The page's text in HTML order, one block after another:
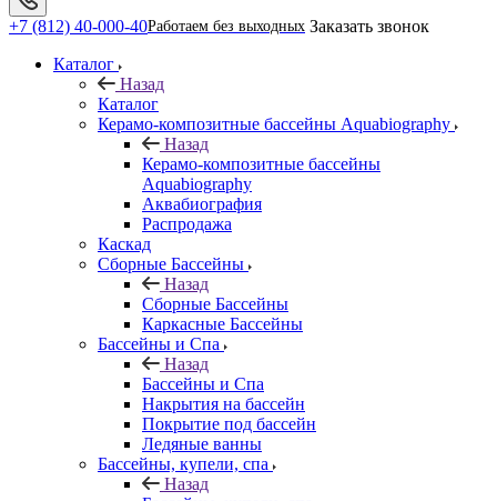
+7 (812) 40-000-40Работаем без выходных Заказать звонок
Каталог
Назад
Каталог
Керамо-композитные бассейны Aquabiography
Назад
Керамо-композитные бассейны
Aquabiography
Аквабиография
Распродажа
Каскад
Сборные Бассейны
Назад
Сборные Бассейны
Каркасные Бассейны
Бассейны и Спа
Назад
Бассейны и Спа
Накрытия на бассейн
Покрытие под бассейн
Ледяные ванны
Бассейны, купели, спа
Назад